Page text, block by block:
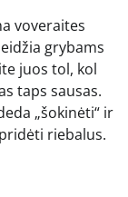
voveraites
grybams
juos tol, kol
taps sausas.
„šokinėti“ ir
riebalus.